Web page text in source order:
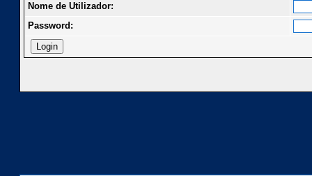
Nome de Utilizador:
Password: